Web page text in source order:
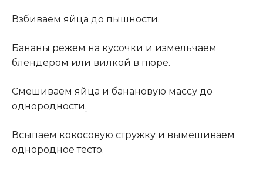
Взбиваем яйца до пышности.
Бананы режем на кусочки и измельчаем
блендером или вилкой в пюре.
Смешиваем яйца и банановую массу до
однородности.
Всыпаем кокосовую стружку и вымешиваем
однородное тесто.